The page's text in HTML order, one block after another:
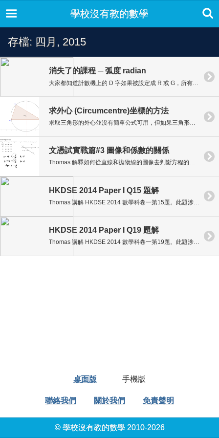
學校沒有教的數學
存檔: 四月, 2015
消失了的課程 ─ 弧度 radian
求外心 (Circumcentre)坐標的方法
求取三角形的外心並沒有簡單公式可用，但如果三角形的其中一條邊是水平線或垂直線，可透過相對簡單的方法找到外心的坐標。
文憑試實戰篇#3 圖像和係數的關係
Thomas 解釋如何從直線和拋物線的圖像去判斷方程的係數的正負。這類選擇題是近年文憑試常見的題型。
HKDSE 2014 Paper I Q15 題解
HKDSE 2014 Paper I Q19 題解
Thomas 講解 HKDSE 2014 數學科卷一第19題。此題涉及概率和期望值 (Expected Value) 的計算。
桌面版 手機版
聯絡我們 關於我們 免責聲明
© 學校沒有教的數學 2010-2026